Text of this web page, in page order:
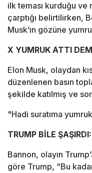
ilk teması kurduğu ve
çarptığı belirtilirken,
Musk’ın gözüne
X YUMRUK ATTI
Elon Musk, olaydan
düzenlenen basın
şekilde katılmış ve
"Hadi suratıma
TRUMP BİLE
Bannon, olayın
göre Trump, “Bu